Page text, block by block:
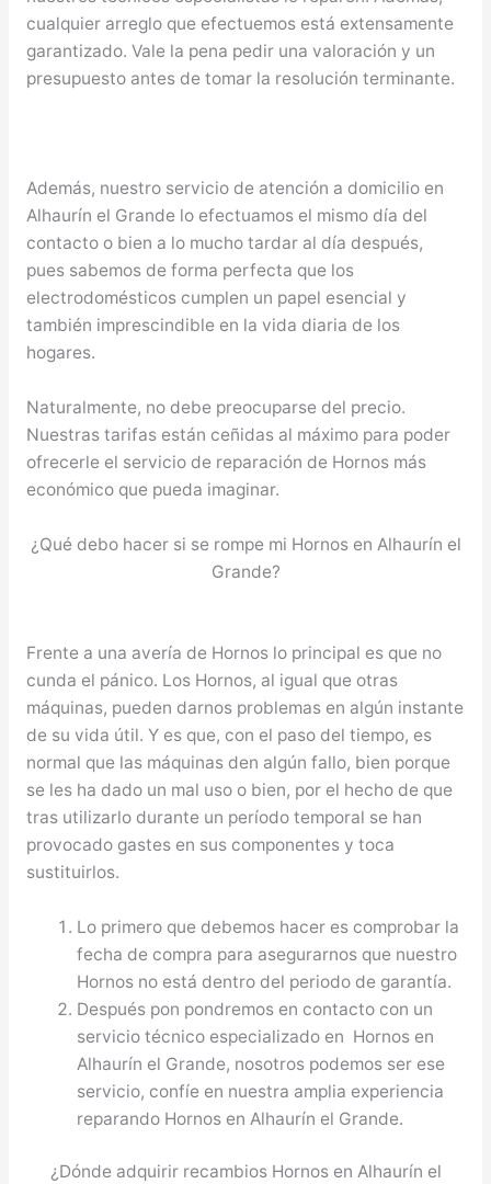
cualquier arreglo que efectuemos está extensamente
garantizado. Vale la pena pedir una valoración y un
presupuesto antes de tomar la resolución terminante.
Además, nuestro servicio de atención a domicilio en
Alhaurín el Grande lo efectuamos el mismo día del
contacto o bien a lo mucho tardar al día después,
pues sabemos de forma perfecta que los
electrodomésticos cumplen un papel esencial y
también imprescindible en la vida diaria de los
hogares.
Naturalmente, no debe preocuparse del precio.
Nuestras tarifas están ceñidas al máximo para poder
ofrecerle el servicio de reparación de Hornos más
económico que pueda imaginar.
¿Qué debo hacer si se rompe mi Hornos en Alhaurín el
Grande?
Frente a una avería de Hornos lo principal es que no
cunda el pánico. Los Hornos, al igual que otras
máquinas, pueden darnos problemas en algún instante
de su vida útil. Y es que, con el paso del tiempo, es
normal que las máquinas den algún fallo, bien porque
se les ha dado un mal uso o bien, por el hecho de que
tras utilizarlo durante un período temporal se han
provocado gastes en sus componentes y toca
sustituirlos.
Lo primero que debemos hacer es comprobar la
fecha de compra para asegurarnos que nuestro
Hornos no está dentro del periodo de garantía.
Después pon pondremos en contacto con un
servicio técnico especializado en Hornos en
Alhaurín el Grande, nosotros podemos ser ese
servicio, confíe en nuestra amplia experiencia
reparando Hornos en Alhaurín el Grande.
¿Dónde adquirir recambios Hornos en Alhaurín el